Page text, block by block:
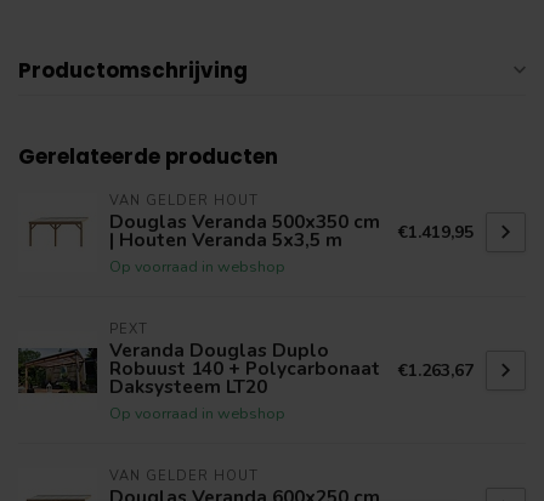
Productomschrijving
Gerelateerde producten
VAN GELDER HOUT
Douglas Veranda 500x350 cm
| Houten Veranda 5x3,5 m
Op voorraad in webshop
€1.419,95
PEXT
Veranda Douglas Duplo
Robuust 140 + Polycarbonaat
Daksysteem LT20
Op voorraad in webshop
€1.263,67
VAN GELDER HOUT